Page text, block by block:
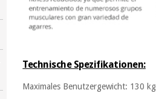
Technische Spezifikationen:
Maximales Benutzergewicht: 130 kg